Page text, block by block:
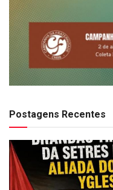
Postagens Recentes